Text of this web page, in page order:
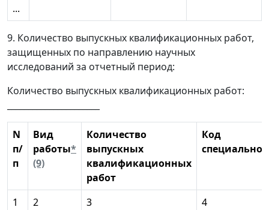
...
9. Количество выпускных квалификационных работ,
защищенных по направлению научных
исследований за отчетный период:
Количество выпускных квалификационных работ:
N
п/
п
Вид
работы*
(9)
Количество
выпускных
квалификационных
работ
Код
1 2 3
4